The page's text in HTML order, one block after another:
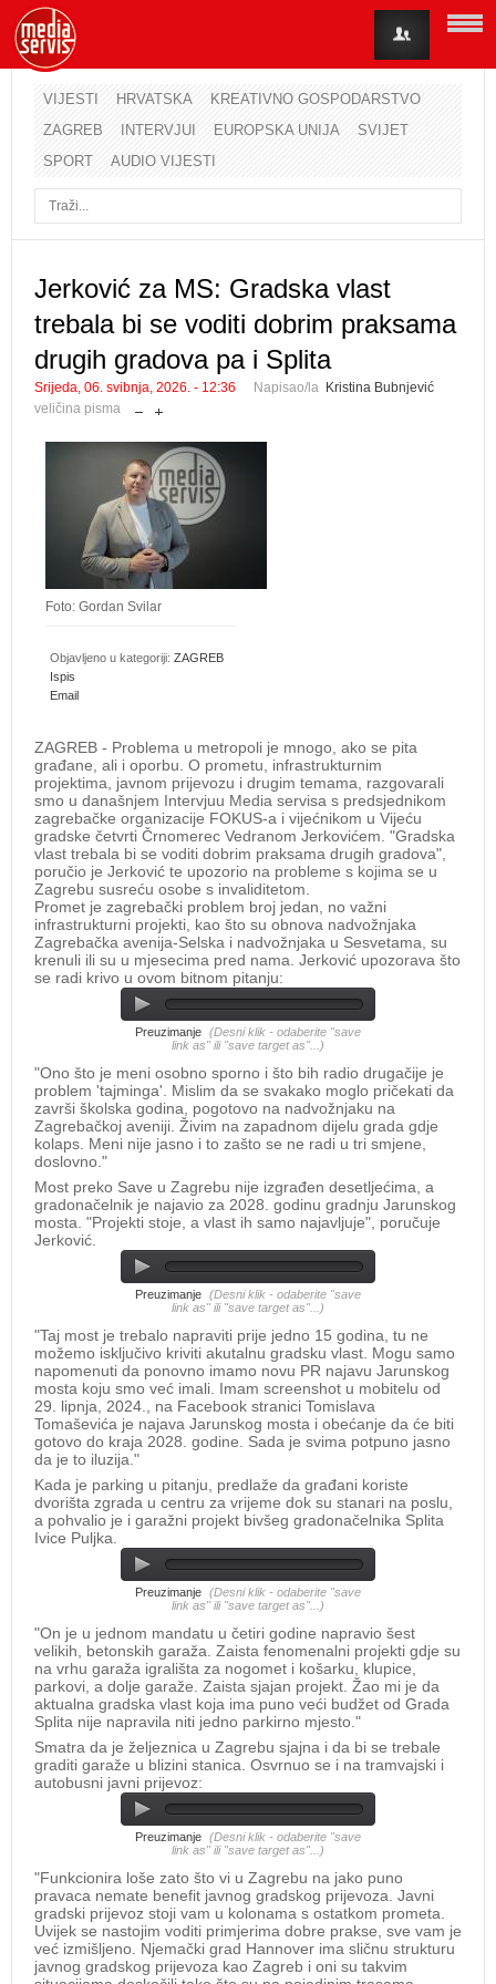
VIJESTI HRVATSKA
KREATIVNO GOSPODARSTVO
ZAGREB
INTERVJUI EUROPSKA UNIJA
SVIJET
SPORT
AUDIO VIJESTI
Jerković za MS: Gradska vlast
trebala bi se voditi dobrim praksama
drugih gradova pa i Splita
Srijeda, 06. svibnja, 2026. - 12:36 Napisao/la Kristina Bubnjević
veličina pisma
Foto: Gordan Svilar
Objavljeno u kategoriji: ZAGREB
Ispis
Email
ZAGREB - Problema u metropoli je mnogo, ako se pita
građane, ali i oporbu. O prometu, infrastrukturnim
projektima, javnom prijevozu i drugim temama, razgovarali
smo u današnjem Intervjuu Media servisa s predsjednikom
zagrebačke organizacije FOKUS-a i vijećnikom u Vijeću
gradske četvrti Črnomerec Vedranom Jerkovićem. "Gradska
vlast trebala bi se voditi dobrim praksama drugih gradova",
poručio je Jerković te upozorio na probleme s kojima se u
Zagrebu susreću osobe s invaliditetom.
Promet je zagrebački problem broj jedan, no važni
infrastrukturni projekti, kao što su obnova nadvožnjaka
Zagrebačka avenija-Selska i nadvožnjaka u Sesvetama, su
krenuli ili su u mjesecima pred nama. Jerković upozorava što
se radi krivo u ovom bitnom pitanju:
Preuzimanje (Desni klik - odaberite "save
link as" ili "save target as"...)
"Ono što je meni osobno sporno i što bih radio drugačije je
problem 'tajminga'. Mislim da se svakako moglo pričekati da
završi školska godina, pogotovo na nadvožnjaku na
Zagrebačkoj aveniji. Živim na zapadnom dijelu grada gdje
kolaps. Meni nije jasno i to zašto se ne radi u tri smjene,
doslovno."
Most preko Save u Zagrebu nije izgrađen desetljećima, a
gradonačelnik je najavio za 2028. godinu gradnju Jarunskog
mosta. "Projekti stoje, a vlast ih samo najavljuje", poručuje
Jerković.
Preuzimanje (Desni klik - odaberite "save
link as" ili "save target as"...)
"Taj most je trebalo napraviti prije jedno 15 godina, tu ne
možemo isključivo kriviti akutalnu gradsku vlast. Mogu samo
napomenuti da ponovno imamo novu PR najavu Jarunskog
mosta koju smo već imali. Imam screenshot u mobitelu od
29. lipnja, 2024., na Facebook stranici Tomislava
Tomaševića je najava Jarunskog mosta i obećanje da će biti
gotovo do kraja 2028. godine. Sada je svima potpuno jasno
da je to iluzija."
Kada je parking u pitanju, predlaže da građani koriste
dvorišta zgrada u centru za vrijeme dok su stanari na poslu,
a pohvalio je i garažni projekt bivšeg gradonačelnika Splita
Ivice Puljka.
Preuzimanje (Desni klik - odaberite "save
link as" ili "save target as"...)
"On je u jednom mandatu u četiri godine napravio šest
velikih, betonskih garaža. Zaista fenomenalni projekti gdje su
na vrhu garaža igrališta za nogomet i košarku, klupice,
parkovi, a dolje garaže. Zaista sjajan projekt. Žao mi je da
aktualna gradska vlast koja ima puno veći budžet od Grada
Splita nije napravila niti jedno parkirno mjesto."
Smatra da je željeznica u Zagrebu sjajna i da bi se trebale
graditi garaže u blizini stanica. Osvrnuo se i na tramvajski i
autobusni javni prijevoz:
Preuzimanje (Desni klik - odaberite "save
link as" ili "save target as"...)
"Funkcionira loše zato što vi u Zagrebu na jako puno
pravaca nemate benefit javnog gradskog prijevoza. Javni
gradski prijevoz stoji vam u kolonama s ostatkom prometa.
Uvijek se nastojim voditi primjerima dobre prakse, sve vam je
već izmišljeno. Njemački grad Hannover ima sličnu strukturu
javnog gradskog prijevoza kao Zagreb i oni su takvim
Korisničko ime
Lozinka
Zaboravili ste korisničko ime?